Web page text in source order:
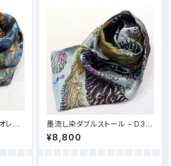
レン
墨流し染ダブルストール - D39
緑珊瑚
¥8,800